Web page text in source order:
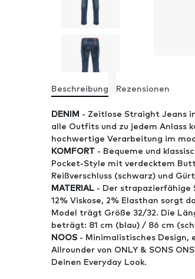
Beschreibung Rezensionen
DENIM - Zeitlose Straight Jeans
alle Outfits und zu jedem Anlass
hochwertige Verarbeitung im
KOMFORT - Bequeme und
Pocket-Style mit verdecktem
Reißverschluss (schwarz) und
MATERIAL - Der strapazierfähige
12% Viskose, 2% Elasthan sorgt
Model trägt Größe 32/32. Die
beträgt: 81 cm (blau) / 86 cm
NOOS - Minimalistisches Design,
Allrounder von ONLY & SONS
Deinen Everyday Look.